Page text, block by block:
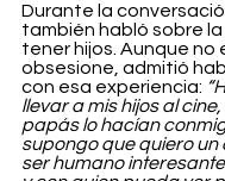
Durante la
también habló sobre
tener hijos. Aunque no
obsesione, admitió
con esa experiencia:
llevar a mis hijos al
papás lo hacían
supongo que quiero un
ser humano